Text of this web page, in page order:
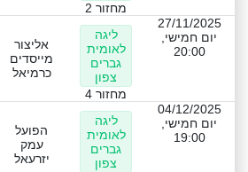
מחזור 2
27/11/2025
יום חמישי,
20:00
ליגה
לאומית
גברים
צפון
מחזור 4
אליצור
מייסדים
כרמיאל
04/12/2025
יום חמישי,
19:00
ליגה
לאומית
גברים
צפון
הפועל
עמק
יזרעאל